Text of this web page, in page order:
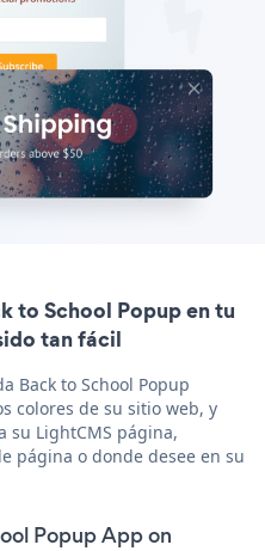
to School Popup en tu
tan fácil
Back to School Popup
colores de su sitio web, y
su LightCMS página,
página o donde desee en su
Popup App on